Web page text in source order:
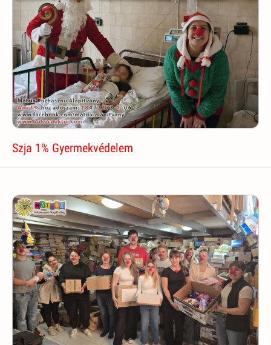
Szja 1% Gyermekvédelem